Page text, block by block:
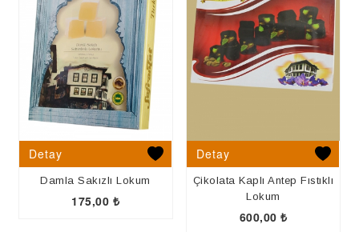
Detay
Damla Sakızlı Lokum
175,00 ₺
Detay
Çikolata Kaplı Antep Fıstıklı
Lokum
600,00 ₺